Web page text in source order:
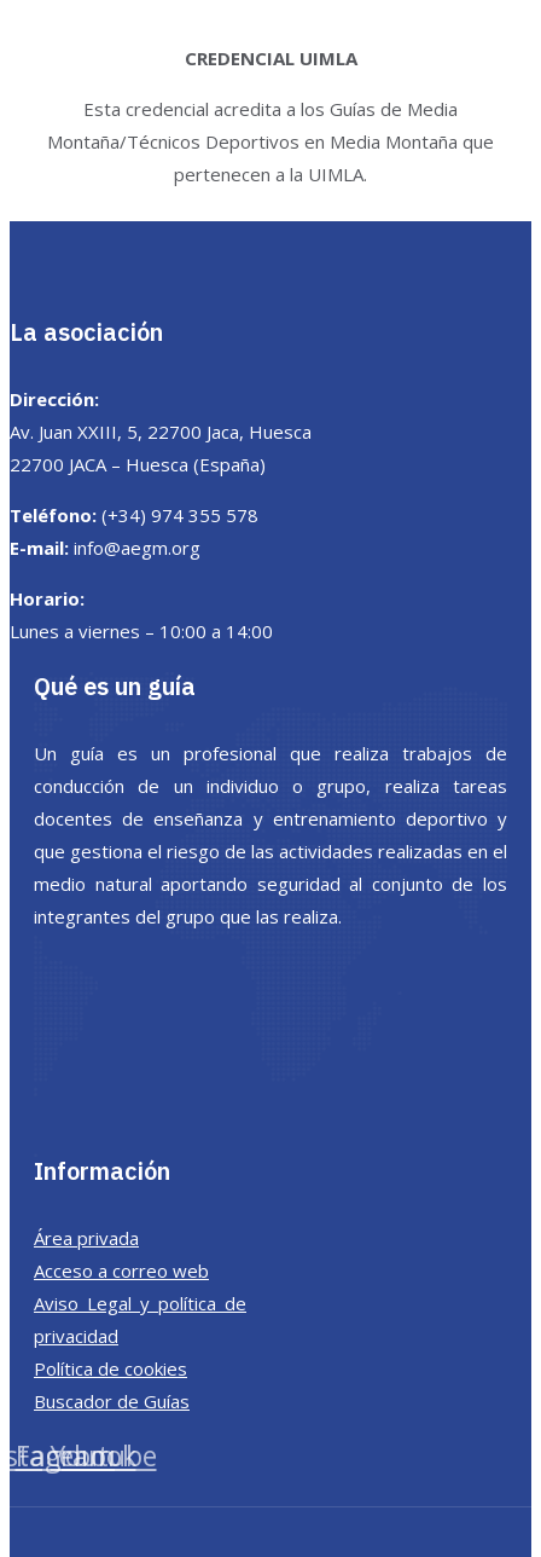
CREDENCIAL UIMLA
Esta credencial acredita a los Guías de Media
Montaña/Técnicos Deportivos en Media Montaña que
pertenecen a la UIMLA.
La asociación
Dirección:
Av. Juan XXIII, 5, 22700 Jaca, Huesca
22700 JACA – Huesca (España)
Teléfono: (+34) 974 355 578
E-mail: info@aegm.org
Horario:
Lunes a viernes – 10:00 a 14:00
Qué es un guía
Un guía es un profesional que realiza trabajos de
conducción de un individuo o grupo, realiza tareas
docentes de enseñanza y entrenamiento deportivo y
que gestiona el riesgo de las actividades realizadas en el
medio natural aportando seguridad al conjunto de los
integrantes del grupo que las realiza.
Información
Área privada
Acceso a correo web
Aviso Legal y política de
privacidad
Política de cookies
Buscador de Guías
Facebook
Youtube